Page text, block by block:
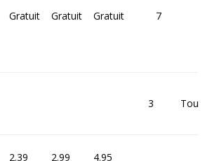
Gratuit Gratuit Gratuit 7
3 Tous
2.39 2.99 4.95